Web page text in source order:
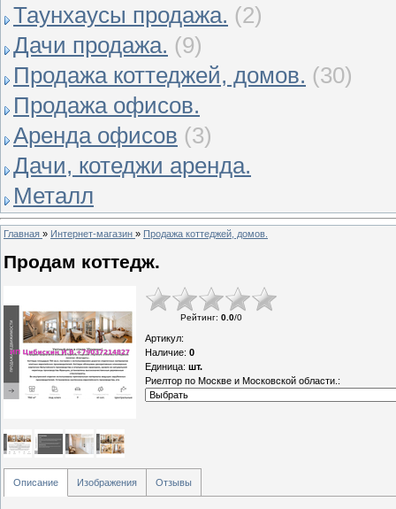
Таунхаусы продажа. (2)
Дачи продажа. (9)
Продажа коттеджей, домов. (30)
Продажа офисов.
Аренда офисов (3)
Дачи, котеджи аренда.
Металл
Главная » Интернет-магазин » Продажа коттеджей, домов.
Продам коттедж.
Рейтинг: 0.0/0
Артикул:
Наличие: 0
Единица: шт.
Риелтор по Москве и Московской области.:
Описание Изображения Отзывы